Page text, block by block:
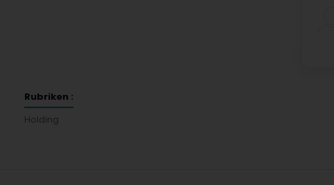
Rubriken :
Holding